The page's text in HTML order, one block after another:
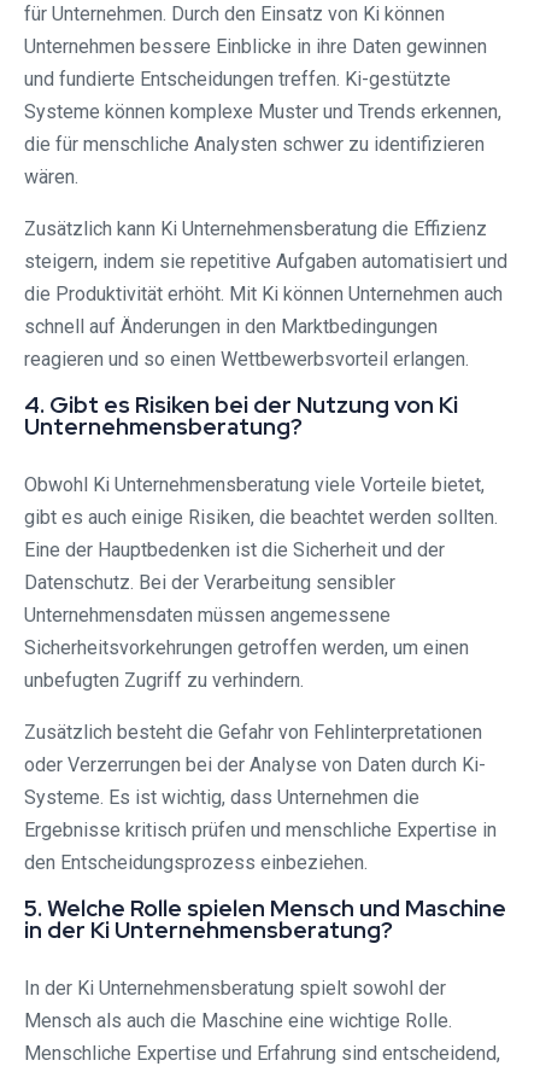
für Unternehmen. Durch den Einsatz von Ki können
Unternehmen bessere Einblicke in ihre Daten gewinnen
und fundierte Entscheidungen treffen. Ki-gestützte
Systeme können komplexe Muster und Trends erkennen,
die für menschliche Analysten schwer zu identifizieren
wären.
Zusätzlich kann Ki Unternehmensberatung die Effizienz
steigern, indem sie repetitive Aufgaben automatisiert und
die Produktivität erhöht. Mit Ki können Unternehmen auch
schnell auf Änderungen in den Marktbedingungen
reagieren und so einen Wettbewerbsvorteil erlangen.
4. Gibt es Risiken bei der Nutzung von Ki
Unternehmensberatung?
Obwohl Ki Unternehmensberatung viele Vorteile bietet,
gibt es auch einige Risiken, die beachtet werden sollten.
Eine der Hauptbedenken ist die Sicherheit und der
Datenschutz. Bei der Verarbeitung sensibler
Unternehmensdaten müssen angemessene
Sicherheitsvorkehrungen getroffen werden, um einen
unbefugten Zugriff zu verhindern.
Zusätzlich besteht die Gefahr von Fehlinterpretationen
oder Verzerrungen bei der Analyse von Daten durch Ki-
Systeme. Es ist wichtig, dass Unternehmen die
Ergebnisse kritisch prüfen und menschliche Expertise in
den Entscheidungsprozess einbeziehen.
5. Welche Rolle spielen Mensch und Maschine
in der Ki Unternehmensberatung?
In der Ki Unternehmensberatung spielt sowohl der
Mensch als auch die Maschine eine wichtige Rolle.
Menschliche Expertise und Erfahrung sind entscheidend,